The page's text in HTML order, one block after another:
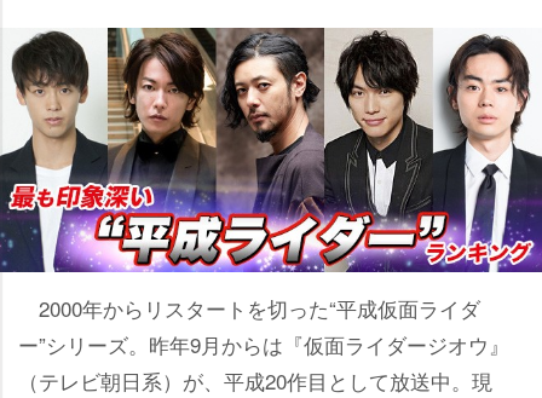
2000年からリスタートを切った“平成仮面ライダ
ー”シリーズ。昨年9月からは『仮面ライダージオウ』
（テレビ朝日系）が、平成20作目として放送中。現